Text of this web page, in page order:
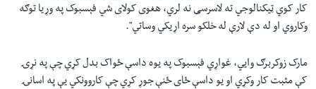
کار کوي ټیکنالوجي ته لاسرسی نه لري، هغوی کولای شي فېسبوک په وړیا توګه
وکاروي او له دې لارې له خلکو سره اړیکي وساتي"
.
مارک زوکربرګ وایي، غواړي فېسبوک په یوه داسې ځواک بدل کړي چې په نړۍ
کې مثبت کار وکړي او یو داسې ځای ځنې جوړ کړي چې کاروونکي یې په اسانۍ